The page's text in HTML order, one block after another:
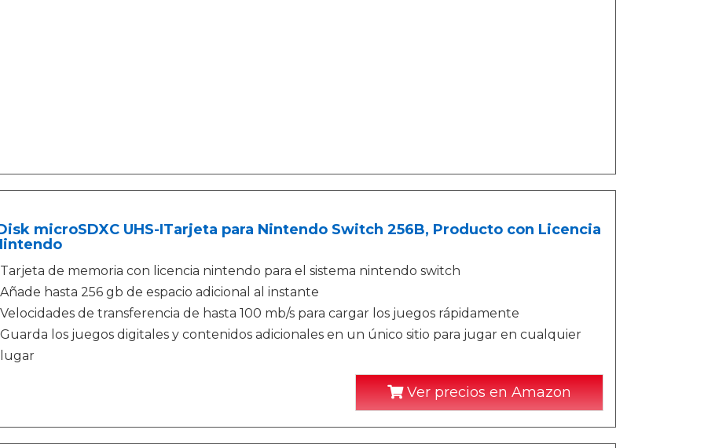
microSDXC UHS-ITarjeta para Nintendo Switch 256B, Producto con Licencia
Tarjeta de memoria con licencia nintendo para el sistema nintendo switch
Añade hasta 256 gb de espacio adicional al instante
Velocidades de transferencia de hasta 100 mb/s para cargar los juegos rápidamente
Guarda los juegos digitales y contenidos adicionales en un único sitio para jugar en cualquier
lugar
Ver precios en Amazon